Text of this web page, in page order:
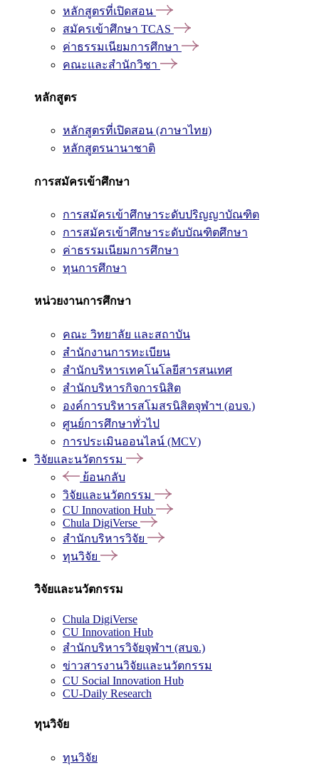
หลักสูตรที่เปิดสอน
สมัครเข้าศึกษา TCAS
ค่าธรรมเนียมการศึกษา
คณะและสำนักวิชา
หลักสูตร
หลักสูตรที่เปิดสอน (ภาษาไทย)
หลักสูตรนานาชาติ
การสมัครเข้าศึกษา
การสมัครเข้าศึกษาระดับปริญญาบัณฑิต
การสมัครเข้าศึกษาระดับบัณฑิตศึกษา
ค่าธรรมเนียมการศึกษา
ทุนการศึกษา
หน่วยงานการศึกษา
คณะ วิทยาลัย และสถาบัน
สำนักงานการทะเบียน
สำนักบริหารเทคโนโลยีสารสนเทศ
สำนักบริหารกิจการนิสิต
องค์การบริหารสโมสรนิสิตจุฬาฯ (อบจ.)
ศูนย์การศึกษาทั่วไป
การประเมินออนไลน์ (MCV)
วิจัยและนวัตกรรม
ย้อนกลับ
วิจัยและนวัตกรรม
CU Innovation Hub
Chula DigiVerse
สำนักบริหารวิจัย
ทุนวิจัย
วิจัยและนวัตกรรม
Chula DigiVerse
CU Innovation Hub
สำนักบริหารวิจัยจุฬาฯ (สบจ.)
ข่าวสารงานวิจัยและนวัตกรรม
CU Social Innovation Hub
CU-Daily Research
ทุนวิจัย
ทุนวิจัย